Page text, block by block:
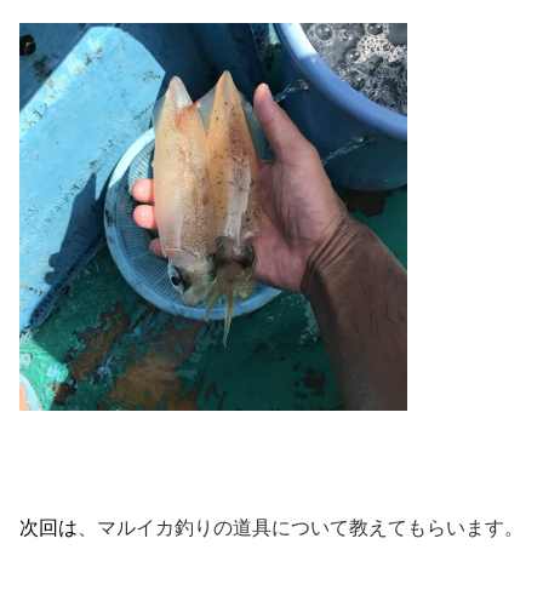
次回は、マルイカ釣りの道具について教えてもらいます。